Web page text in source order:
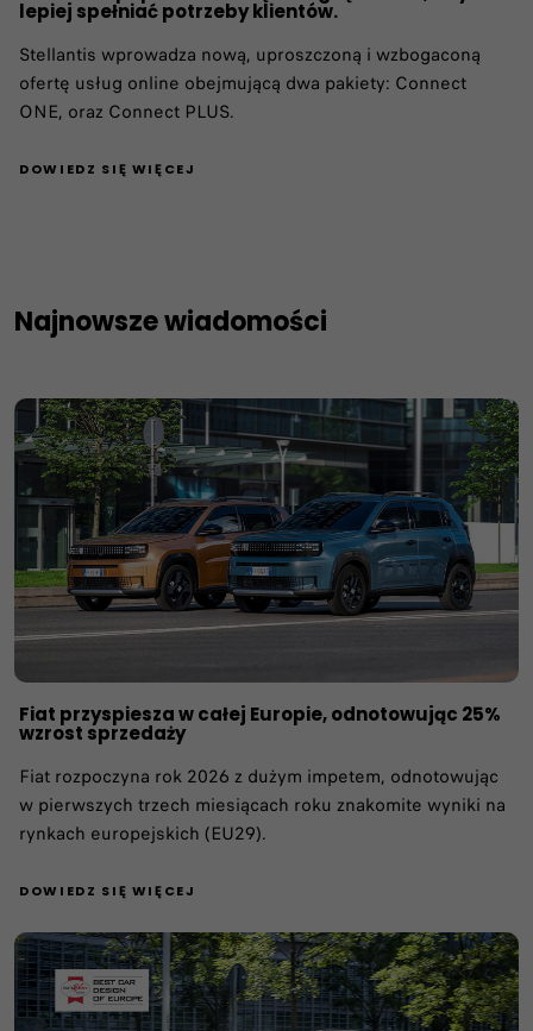
lepiej spełniać potrzeby klientów.
Stellantis wprowadza nową, uproszczoną i wzbogaconą
ofertę usług online obejmującą dwa pakiety: Connect
ONE, oraz Connect PLUS.
DOWIEDZ SIĘ WIĘCEJ
Najnowsze wiadomości
Fiat przyspiesza w całej Europie, odnotowując 25%
wzrost sprzedaży
Fiat rozpoczyna rok 2026 z dużym impetem, odnotowując
w pierwszych trzech miesiącach roku znakomite wyniki na
rynkach europejskich (EU29).
DOWIEDZ SIĘ WIĘCEJ